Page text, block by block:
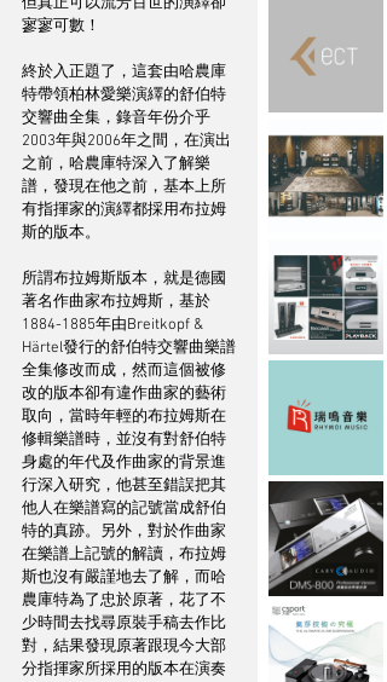
但真正可以流芳百世的演繹卻
寥寥可數！
終於入正題了，這套由哈農庫
特帶領柏林愛樂演繹的舒伯特
交響曲全集，錄音年份介乎
2003年與2006年之間，在演出
之前，哈農庫特深入了解樂
譜，發現在他之前，基本上所
有指揮家的演繹都採用布拉姆
斯的版本。
所謂布拉姆斯版本，就是德國
著名作曲家布拉姆斯，基於
1884-1885年由Breitkopf &
Härtel發行的舒伯特交響曲樂譜
全集修改而成，然而這個被修
改的版本卻有違作曲家的藝術
取向，當時年輕的布拉姆斯在
修輯樂譜時，並沒有對舒伯特
身處的年代及作曲家的背景進
行深入研究，他甚至錯誤把其
他人在樂譜寫的記號當成舒伯
特的真跡。另外，對於作曲家
在樂譜上記號的解讀，布拉姆
斯也沒有嚴謹地去了解，而哈
農庫特為了忠於原著，花了不
少時間去找尋原裝手稿去作比
對，結果發現原著跟現今大部
分指揮家所採用的版本在演奏